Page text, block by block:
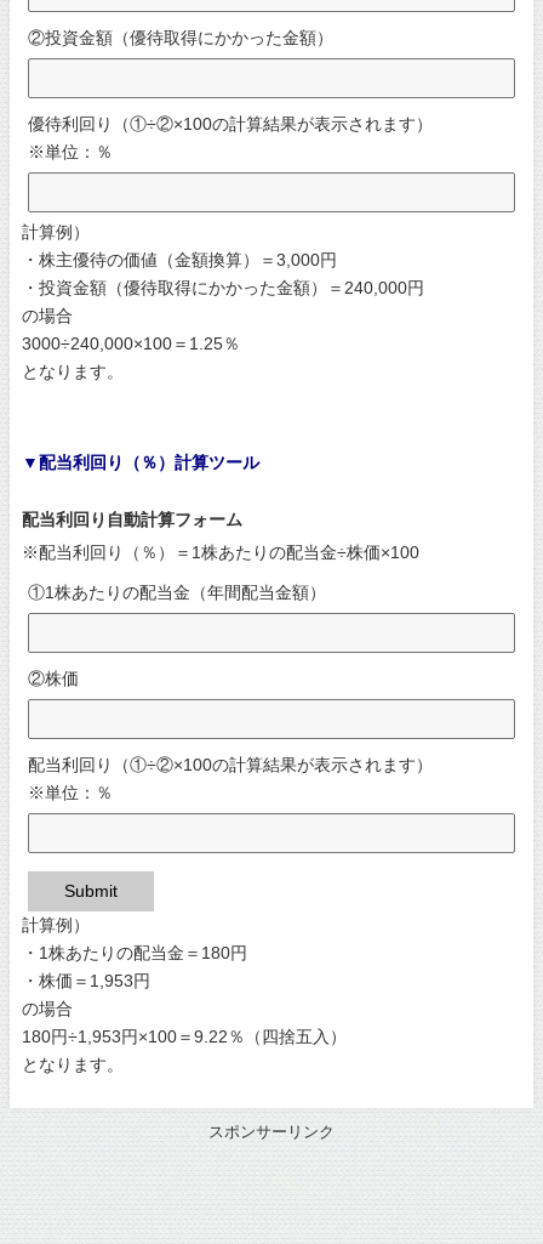
②投資金額（優待取得にかかった金額）
優待利回り（①÷②×100の計算結果が表示されます）
※単位：％
計算例）
・株主優待の価値（金額換算）＝3,000円
・投資金額（優待取得にかかった金額）＝240,000円
の場合
3000÷240,000×100＝1.25％
となります。
▼配当利回り（％）計算ツール
配当利回り自動計算フォーム
※配当利回り（％）＝1株あたりの配当金÷株価×100
①1株あたりの配当金（年間配当金額）
②株価
配当利回り（①÷②×100の計算結果が表示されます）
※単位：％
Submit
計算例）
・1株あたりの配当金＝180円
・株価＝1,953円
の場合
180円÷1,953円×100＝9.22％（四捨五入）
となります。
スポンサーリンク